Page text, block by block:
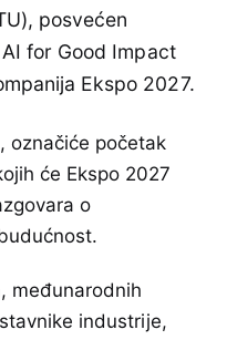
posvećen
for Good Impact
Ekspo 2027.
označiće početak
će Ekspo 2027
o
međunarodnih
industrije,